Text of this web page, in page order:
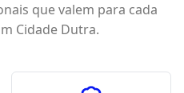
que valem para cada
Cidade Dutra.